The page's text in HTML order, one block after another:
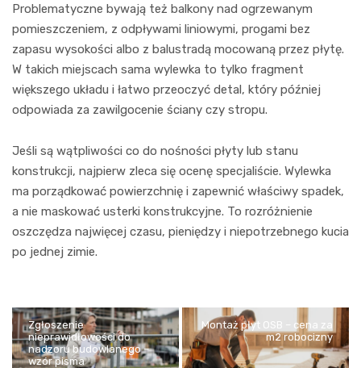
Problematyczne bywają też balkony nad ogrzewanym
pomieszczeniem, z odpływami liniowymi, progami bez
zapasu wysokości albo z balustradą mocowaną przez płytę.
W takich miejscach sama wylewka to tylko fragment
większego układu i łatwo przeoczyć detal, który później
odpowiada za zawilgocenie ściany czy stropu.
Jeśli są wątpliwości co do nośności płyty lub stanu
konstrukcji, najpierw zleca się ocenę specjaliście. Wylewka
ma porządkować powierzchnię i zapewnić właściwy spadek,
a nie maskować usterki konstrukcyjne. To rozróżnienie
oszczędza najwięcej czasu, pieniędzy i niepotrzebnego kucia
po jednej zimie.
Zgłoszenie
nieprawidłowości do
nadzoru budowlanego –
wzór pisma
Montaż płyt OSB – cena za
m2 robocizny